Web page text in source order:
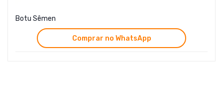
Botu Sêmen
Comprar no WhatsApp